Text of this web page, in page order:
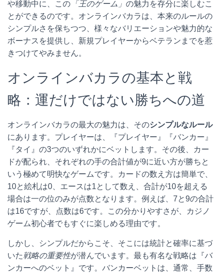
や移動中に、この 「王のゲーム」 の魅力を存分に楽しむこ
とができるのです。オンラインバカラは、本来のルールの
シンプルさを保ちつつ、様々なバリエーションや魅力的な
ボーナスを提供し、新規プレイヤーからベテランまでを惹
きつけてやみません。
オンラインバカラの基本と戦
略：運だけではない勝ちへの道
オンラインバカラの最大の魅力は、そのシンプルなルール
にあります。プレイヤーは、『プレイヤー』『バンカー』
『タイ』の3つのいずれかにベットします。その後、カー
ドが配られ、それぞれの手の合計値が9に近い方が勝ちと
いう極めて明快なゲームです。カードの数え方は簡単で、
10と絵札は0、エースは1として数え、合計が10を超える
場合は一の位のみが点数となります。例えば、7と9の合計
は16ですが、点数は6です。この分かりやすさが、カジノ
ゲーム初心者でもすぐに楽しめる理由です。
しかし、シンプルだからこそ、そこには統計と確率に基づ
いた戦略の重要性が潜んでいます。最も有名な戦略は『バ
ンカーへのベット』です。バンカーベットは、通常、手数